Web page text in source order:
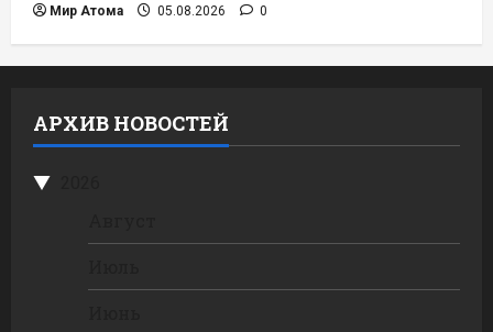
Мир Атома 05.08.2026 0
АРХИВ НОВОСТЕЙ